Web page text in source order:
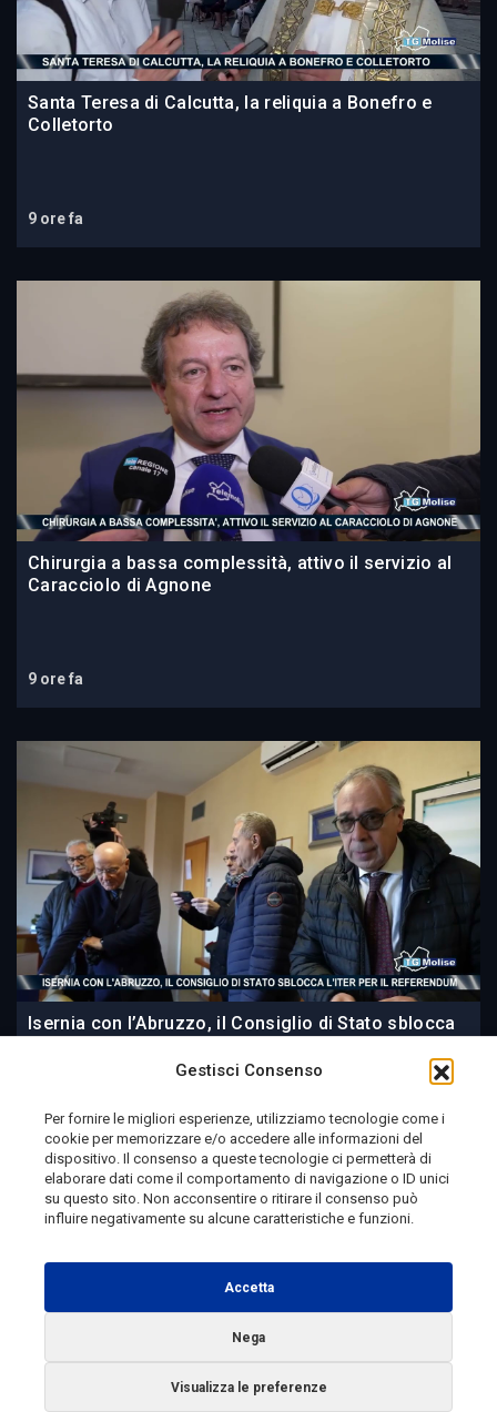
Gestisci Consenso
Per fornire le migliori esperienze, utilizziamo tecnologie come i
cookie per memorizzare e/o accedere alle informazioni del
dispositivo. Il consenso a queste tecnologie ci permetterà di
elaborare dati come il comportamento di navigazione o ID unici
su questo sito. Non acconsentire o ritirare il consenso può
influire negativamente su alcune caratteristiche e funzioni.
Accetta
Nega
Visualizza le preferenze
Santa Teresa di Calcutta, la reliquia a Bonefro e
Colletorto
9 ore fa
Chirurgia a bassa complessità, attivo il servizio al
Caracciolo di Agnone
9 ore fa
Isernia con l’Abruzzo, il Consiglio di Stato sblocca
9 ore fa
Telemolise - reg. Tribunale di Campobasso n. 133 del
10/08/1982 - Direttore Responsabile:MANUELA
Testata Giornalistica Sportiva: reg. Tribunale Di
Campobasso n. 224 del 4/5/1996 - Direttore Responsabile:
ANTONIO DI LALLO